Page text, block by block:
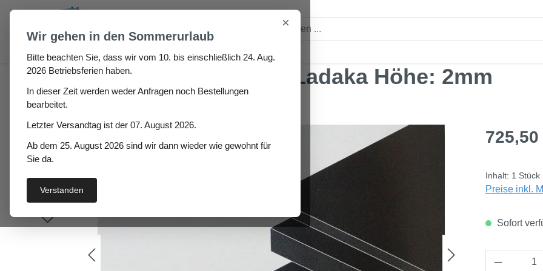
Hauptinhalt springen
Zur Suche springen
Gummiplatte CR/SBR 50° Ladaka Höhe: 2mm
Bildergalerie überspringen Regulärer
725,50
Inhalt: 1 Stück
Preise inkl.
Sofort
×
Wir gehen in den Sommerurlaub
Bitte beachten Sie, dass wir vom 10. bis einschließlich 24. Aug.
2026 Betriebsferien haben.
In dieser Zeit werden weder Anfragen noch Bestellungen
bearbeitet.
Letzter Versandtag ist der 07. August 2026.
Ab dem 25. August 2026 sind wir dann wieder wie gewohnt für
Sie da.
Verstanden